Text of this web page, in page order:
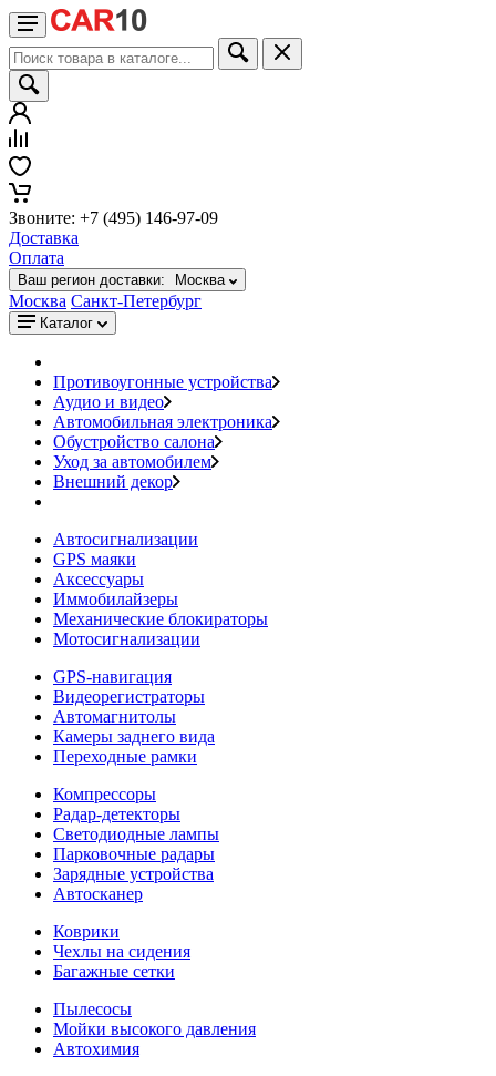
Звоните: +7 (495) 146-97-09
Доставка
Оплата
Ваш регион доставки: Москва
Москва Санкт-Петербург
Каталог
Противоугонные устройства
Аудио и видео
Автомобильная электроника
Обустройство салона
Уход за автомобилем
Внешний декор
Автосигнализации
GPS маяки
Аксессуары
Иммобилайзеры
Механические блокираторы
Мотосигнализации
GPS-навигация
Видеорегистраторы
Автомагнитолы
Камеры заднего вида
Переходные рамки
Компрессоры
Радар-детекторы
Светодиодные лампы
Парковочные радары
Зарядные устройства
Автосканер
Коврики
Чехлы на сидения
Багажные сетки
Пылесосы
Мойки высокого давления
Автохимия